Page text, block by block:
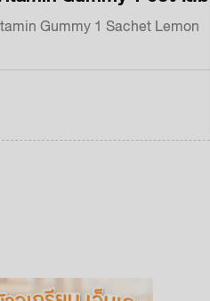
Gummy 1 Sachet Lemon